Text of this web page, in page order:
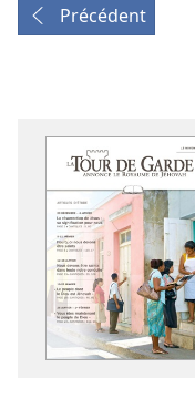
Précédent